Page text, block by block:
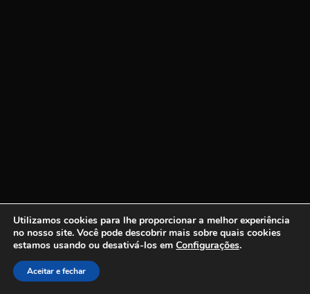
Utilizamos cookies para lhe proporcionar a melhor experiência
no nosso site. Você pode descobrir mais sobre quais cookies
estamos usando ou desativá-los em Configurações.
Aceitar e fechar